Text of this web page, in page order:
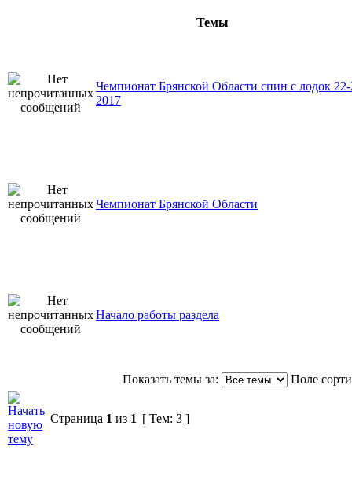
Темы
Чемпионат Брянской Области спин с лодок
2017
Чемпионат Брянской Области
Начало работы раздела
Показать темы за: Поле
Страница 1 из 1 [ Тем: 3 ]